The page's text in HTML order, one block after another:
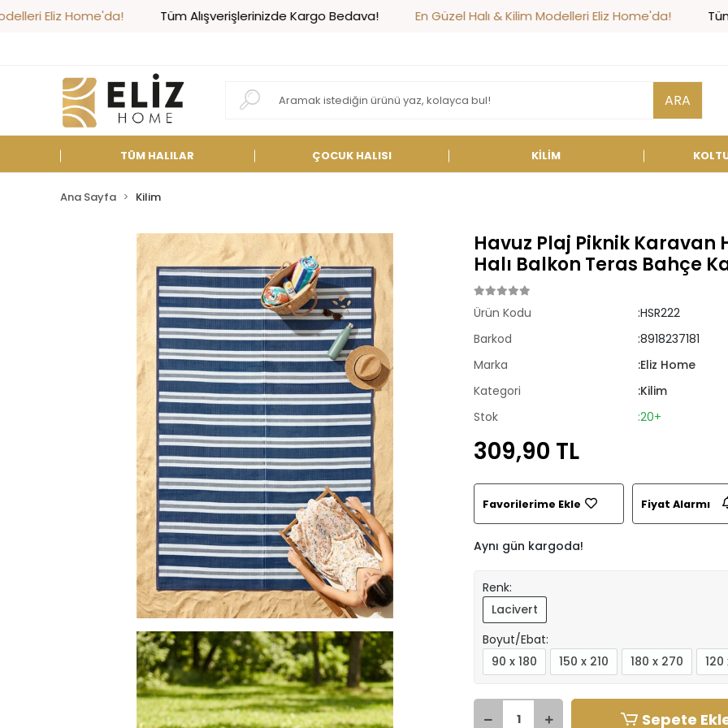
Tüm Alışverişlerinizde Kargo Bedava! En Güzel Halı & Kilim Modelleri Eliz Home'da! Tüm
ARA
TÜM HALILAR ÇOCUK HALISI KİLİM
Ana Sayfa Kilim
Havuz Plaj Piknik Karavan
Halı Balkon Teras Bahçe
Ürün Kodu
:HSR222
Barkod
:8918237181
Marka
:Eliz Home
Kategori
:Kilim
Stok
:20+
309,90 TL
Favorilerime Ekle Fiyat Alarmı
Aynı gün kargoda!
Renk:
Lacivert
Boyut/Ebat:
90 x 180
150 x 210 180 x 270 120
Sepete